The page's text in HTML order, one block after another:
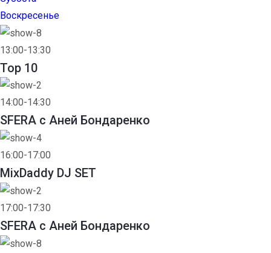
Воскресенье
13:00-13:30
Top 10
14:00-14:30
SFERA с Аней Бондаренко
16:00-17:00
MixDaddy DJ SET
17:00-17:30
SFERA с Аней Бондаренко